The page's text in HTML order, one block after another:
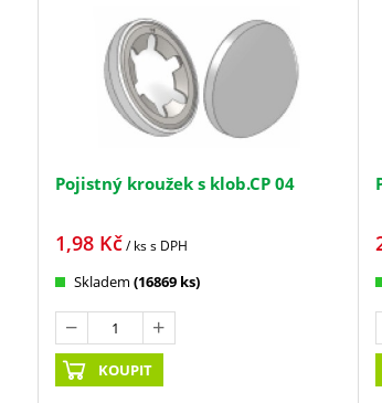
Pojistný kroužek s klob.CP 04
1,98Kč/ kss DPH
Skladem (16869 ks)
KOUPIT